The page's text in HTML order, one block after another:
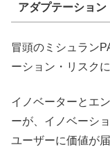
アダプテーション
冒頭のミシュラン
ーション・リスク
イノベーターとエ
ーが、イノベーシ
ユーザーに価値が